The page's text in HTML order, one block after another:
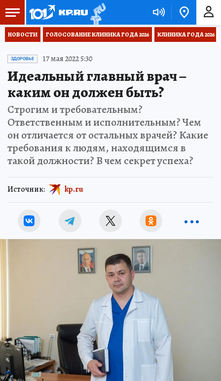
НОВОСТИ ГОЛОСОВАНИЕ КЛИНИКА ГОДА 2026 КЛИНИКА ГОДА 2026
ЗДОРОВЬЕ 17 мая 2022 5:30
Идеальный главный врач –
каким он должен быть?
Строгим и требовательным?
Ответственным и исполнительным? Чем
он отличается от остальных врачей? Какие
требования к людям, находящимся в
такой должности? В чем секрет успеха?
Источник: kp.ru